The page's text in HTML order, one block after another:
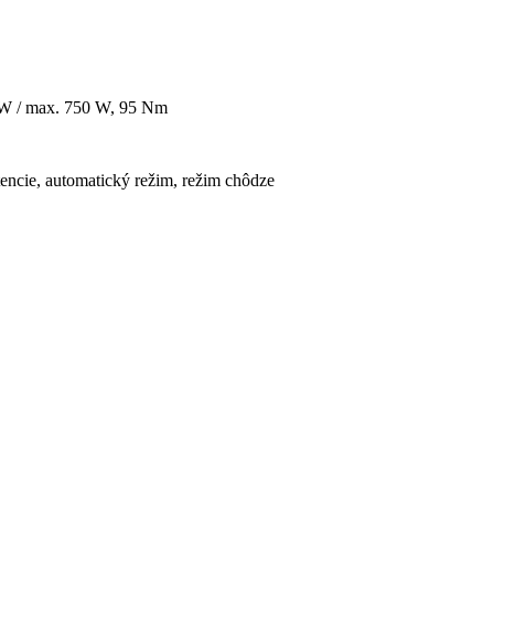
/ max. 750 W, 95 Nm
automatický režim, režim chôdze